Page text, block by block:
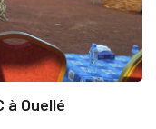
à Ouellé